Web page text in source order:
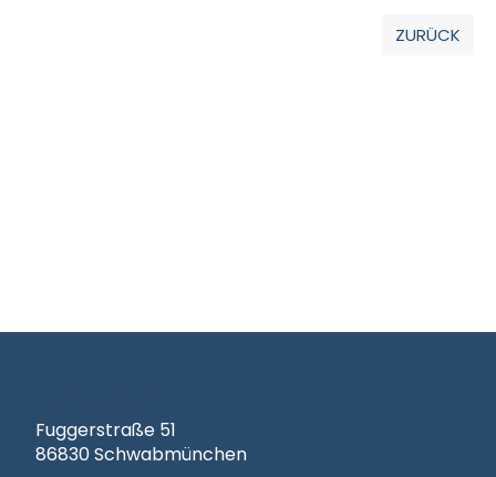
ZURÜCK
Fuggerstraße 51
86830 Schwabmünchen